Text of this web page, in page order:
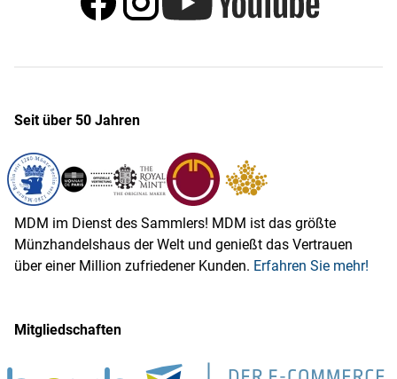
Seit über 50 Jahren
MDM im Dienst des Sammlers! MDM ist das größte
Münzhandelshaus der Welt und genießt das Vertrauen
über einer Million zufriedener Kunden. Erfahren Sie mehr!
Mitgliedschaften